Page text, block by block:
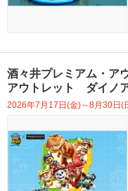
酒々井プレミアム・ア
アウトレット ダイノア
2026年7月17日(金)～8月30日(